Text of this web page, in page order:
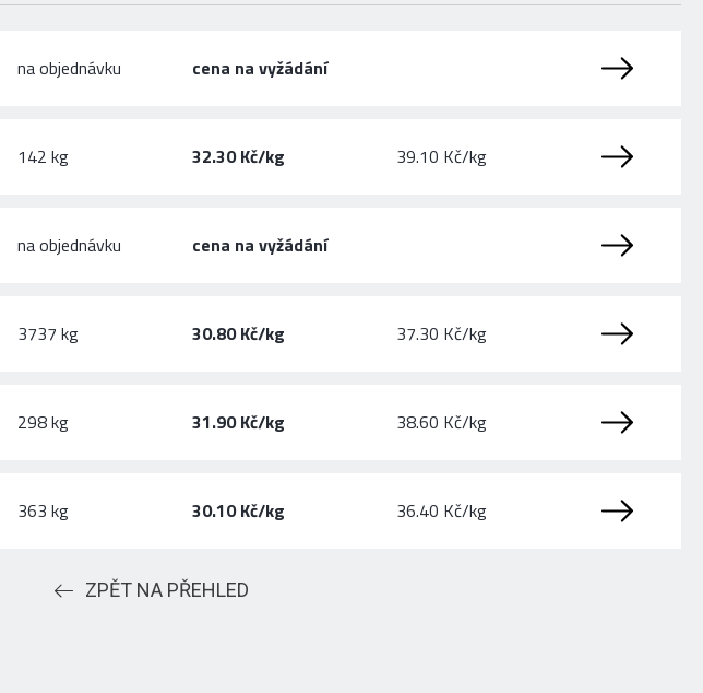
na objednávku cena na vyžádání
142 kg 32.30 Kč/kg 39.10 Kč/kg
na objednávku cena na vyžádání
3737 kg 30.80 Kč/kg 37.30 Kč/kg
298 kg 31.90 Kč/kg 38.60 Kč/kg
363 kg 30.10 Kč/kg 36.40 Kč/kg
ZPĚT NA PŘEHLED